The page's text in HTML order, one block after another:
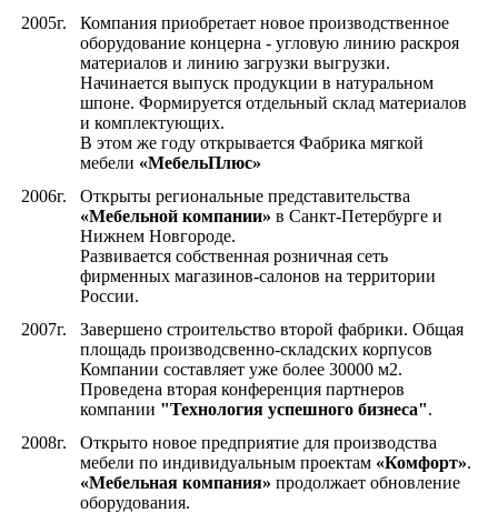
2005г.
Компания приобретает новое производственное
оборудование концерна - угловую линию раскроя
материалов и линию загрузки выгрузки.
Начинается выпуск продукции в натуральном
шпоне. Формируется отдельный склад материалов
и комплектующих.
В этом же году открывается Фабрика мягкой
мебели «МебельПлюс»
2006г.
Открыты региональные представительства
«Мебельной компании» в Санкт-Петербурге и
Нижнем Новгороде.
Развивается собственная розничная сеть
фирменных магазинов-салонов на территории
России.
2007г.
Завершено строительство второй фабрики. Общая
площадь производсвенно-складских корпусов
Компании составляет уже более 30000 м2.
Проведена вторая конференция партнеров
компании "Технология успешного бизнеса".
2008г.
Открыто новое предприятие для производства
мебели по индивидуальным проектам «Комфорт».
«Мебельная компания» продолжает обновление
оборудования.